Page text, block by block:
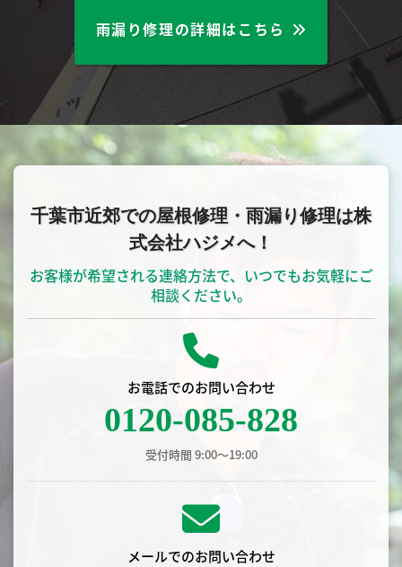
雨漏り修理の詳細はこちら
千葉市近郊での屋根修理・雨漏り修理は株
式会社ハジメへ！
お客様が希望される連絡方法で、いつでもお気軽にご
相談ください。
お電話でのお問い合わせ
0120-085-828
受付時間 9:00〜19:00
メールでのお問い合わせ